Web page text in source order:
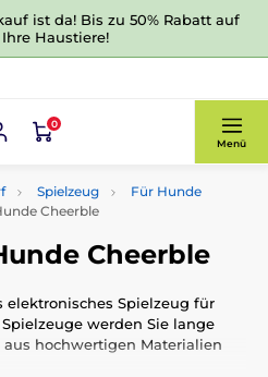
ist da! Bis zu 50% Rabatt auf
Haustiere!
0
Menü
Spielzeug
Für Hunde
Cheerble
Cheerble
Spielzeug für
werden Sie lange
hochwertigen Materialien